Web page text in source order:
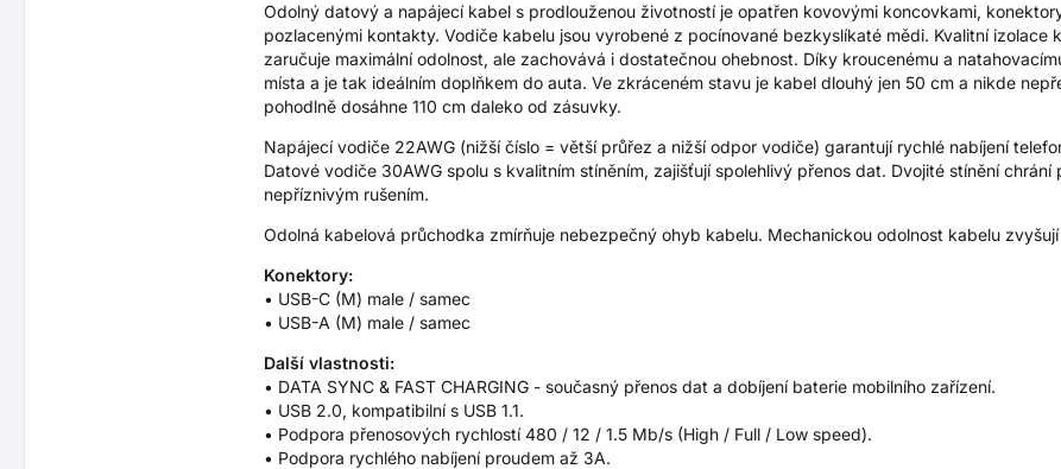
Odolný datový a napájecí kabel s prodlouženou životností je opatřen kovovými koncovkami,
pozlacenými kontakty. Vodiče kabelu jsou vyrobené z pocínované bezkyslíkaté mědi. Kvalitní izolace
zaručuje maximální odolnost, ale zachovává i dostatečnou ohebnost. Díky kroucenému a
místa a je tak ideálním doplňkem do auta. Ve zkráceném stavu je kabel dlouhý jen 50 cm a nikde
pohodlně dosáhne 110 cm daleko od zásuvky.
Napájecí vodiče 22AWG (nižší číslo = větší průřez a nižší odpor vodiče) garantují rychlé nabíjení
Datové vodiče 30AWG spolu s kvalitním stíněním, zajišťují spolehlivý přenos dat. Dvojité stínění chrání
nepříznivým rušením.
Odolná kabelová průchodka zmírňuje nebezpečný ohyb kabelu. Mechanickou odolnost kabelu
Konektory:
• USB-C (M) male / samec
• USB-A (M) male / samec
Další vlastnosti:
• DATA SYNC & FAST CHARGING - současný přenos dat a dobíjení baterie mobilního zařízení.
• USB 2.0, kompatibilní s USB 1.1.
• Podpora přenosových rychlostí 480 / 12 / 1.5 Mb/s (High / Full / Low speed).
• Podpora rychlého nabíjení proudem až 3A.